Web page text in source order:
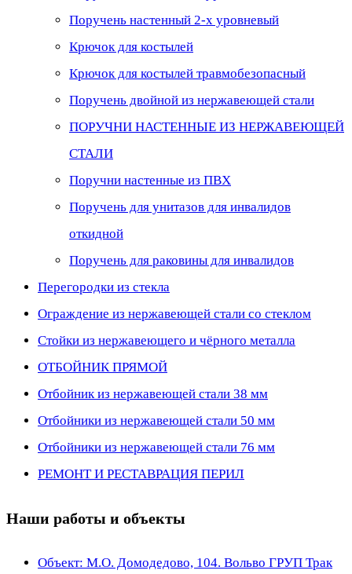
Поручень настенный 2-х уровневый
Крючок для костылей
Крючок для костылей травмобезопасный
Поручень двойной из нержавеющей стали
ПОРУЧНИ НАСТЕННЫЕ ИЗ НЕРЖАВЕЮЩЕЙ
СТАЛИ
Поручни настенные из ПВХ
Поручень для унитазов для инвалидов
откидной
Поручень для раковины для инвалидов
Перегородки из стекла
Ограждение из нержавеющей стали со стеклом
Стойки из нержавеющего и чёрного металла
ОТБОЙНИК ПРЯМОЙ
Отбойник из нержавеющей стали 38 мм
Отбойники из нержавеющей стали 50 мм
Отбойники из нержавеющей стали 76 мм
РЕМОНТ И РЕСТАВРАЦИЯ ПЕРИЛ
Наши работы и объекты
Объект: М.О. Домодедово, 104. Вольво ГРУП Трак